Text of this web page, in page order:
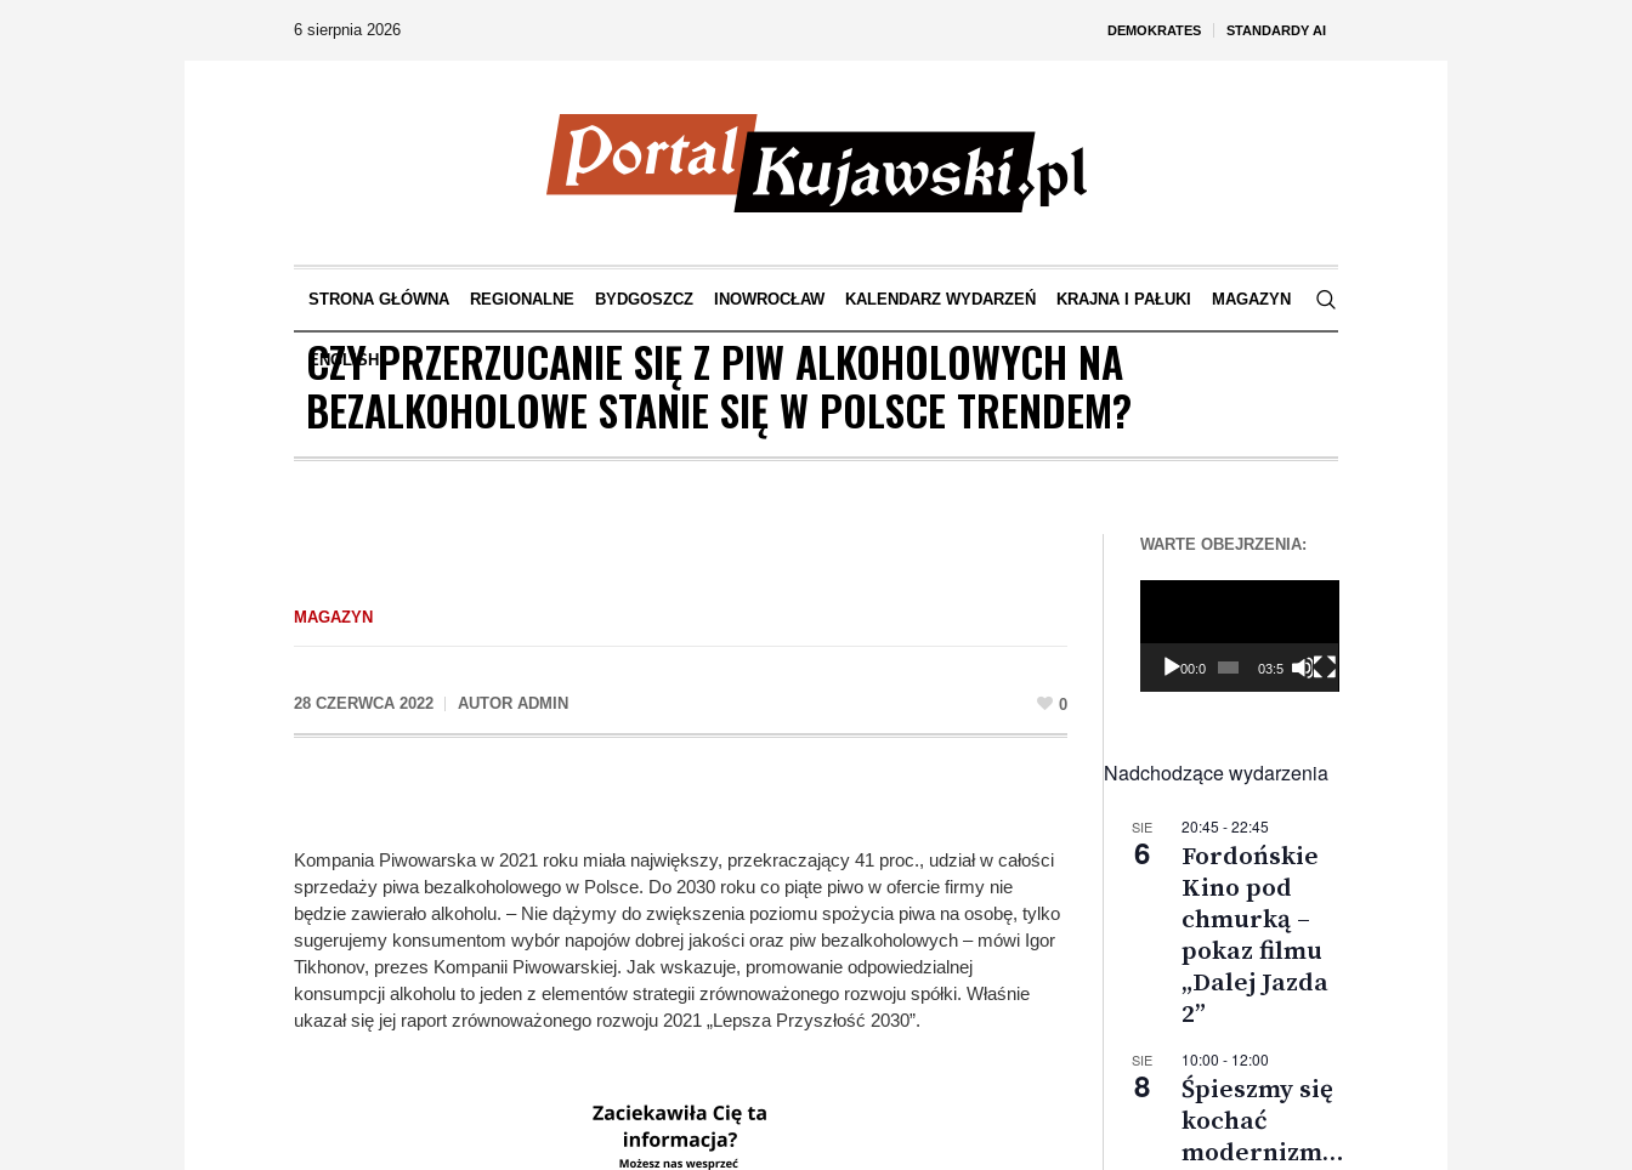
DEMOKRATES STANDARDY AI
6 sierpnia 2026
STRONA GŁÓWNA REGIONALNE BYDGOSZCZ INOWROCŁAW KALENDARZ WYDARZEŃ KRAJNA I PAŁUKI MAGAZYN
ENGLISH
CZY PRZERZUCANIE SIĘ Z PIW ALKOHOLOWYCH NA
BEZALKOHOLOWE STANIE SIĘ W POLSCE TRENDEM?
MAGAZYN
28 CZERWCA 2022 AUTOR ADMIN 0
Kompania Piwowarska w 2021 roku miała największy, przekraczający 41 proc., udział w całości
sprzedaży piwa bezalkoholowego w Polsce. Do 2030 roku co piąte piwo w ofercie firmy nie
będzie zawierało alkoholu. – Nie dążymy do zwiększenia poziomu spożycia piwa na osobę, tylko
sugerujemy konsumentom wybór napojów dobrej jakości oraz piw bezalkoholowych – mówi Igor
Tikhonov, prezes Kompanii Piwowarskiej. Jak wskazuje, promowanie odpowiedzialnej
konsumpcji alkoholu to jeden z elementów strategii zrównoważonego rozwoju spółki. Właśnie
ukazał się jej raport zrównoważonego rozwoju 2021 „Lepsza Przyszłość 2030”.
WARTE OBEJRZENIA:
00:00 03:56
Nadchodzące wydarzenia
SIE
6
20:45 -22:45
Fordońskie
Kino pod
chmurką –
pokaz filmu
„Dalej Jazda
2”
SIE
8
10:00 - 12:00
Śpieszmy się
kochać
modernizm…